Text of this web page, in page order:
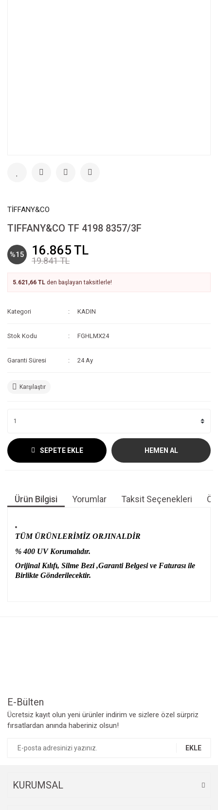
TİFFANY&CO
TIFFANY&CO TF 4198 8357/3F
%15 16.865 TL
19.841 TL
5.621,66 TL den başlayan taksitlerle!
Kategori KADIN
Stok Kodu FGHLMX24
Garanti Süresi 24 Ay
Karşılaştır
SEPETE EKLE HEMEN AL
Ürün Bilgisi Yorumlar Taksit Seçenekleri
TÜM ÜRÜNLERİMİZ ORJINALDİR
% 400 UV Korumalıdır.
Orijinal Kılıfı, Silme Bezi ,Garanti Belgesi ve Faturası ile
Birlikte Gönderilecektir.
E-Bülten
Ücretsiz kayıt olun yeni ürünler indirim ve sizlere özel sürpriz
fırsatlardan anında haberiniz olsun!
EKLE
KURUMSAL